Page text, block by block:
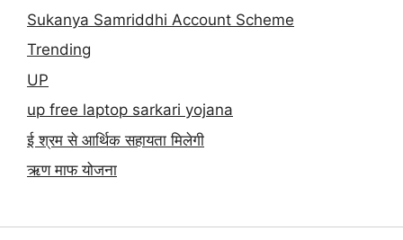
Sukanya Samriddhi Account Scheme
Trending
UP
up free laptop sarkari yojana
ई श्रम से आर्थिक सहायता मिलेगी
ऋण माफ योजना